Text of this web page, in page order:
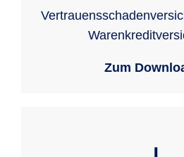
Zum